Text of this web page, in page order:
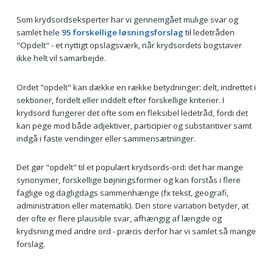
Som krydsordseksperter har vi gennemgået mulige svar og
samlet hele 95 forskellige løsningsforslag til ledetråden
"Opdelt" - et nyttigt opslagsværk, når krydsordets bogstaver
ikke helt vil samarbejde.
Ordet "opdelt" kan dække en række betydninger: delt, indrettet i
sektioner, fordelt eller inddelt efter forskellige kriterier. I
krydsord fungerer det ofte som en fleksibel ledetråd, fordi det
kan pege mod både adjektiver, participier og substantiver samt
indgå i faste vendinger eller sammensætninger.
Det gør "opdelt" til et populært krydsords-ord: det har mange
synonymer, forskellige bøjningsformer og kan forstås i flere
faglige og dagligdags sammenhænge (fx tekst, geografi,
administration eller matematik). Den store variation betyder, at
der ofte er flere plausible svar, afhængig af længde og
krydsning med andre ord - præcis derfor har vi samlet så mange
forslag.